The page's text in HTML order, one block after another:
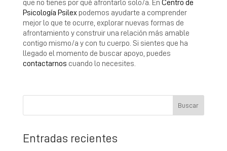
que no tienes por qué afrontarlo solo/a. En Centro de
Psicología Psilexpodemos ayudarte a comprender
mejor lo que te ocurre, explorar nuevas formas de
afrontamiento y construir una relación más amable
contigo mismo/a y con tu cuerpo. Si sientes que ha
llegado el momento de buscar apoyo, puedes
contactarnos cuando lo necesites.
Entradas recientes